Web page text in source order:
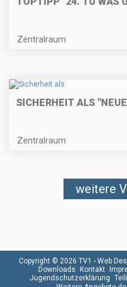
Zentralraum
SICHERHEIT ALS
Zentralraum
weitere
Copyright © 2026 TV1 - Web
Downloads
Kontakt
Jugendschutzerklärung